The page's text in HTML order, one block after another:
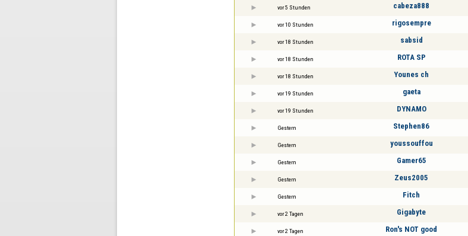
vor 5 Stunden cabeza888
vor 10 Stunden rigosempre
vor 18 Stunden sabsid
vor 18 Stunden ROTA SP
vor 18 Stunden Younes ch
vor 19 Stunden gaeta
vor 19 Stunden DYNAMO
Gestern Stephen86
Gestern youssouffou
Gestern Gamer65
Gestern Zeus2005
Gestern Fitch
vor 2 Tagen Gigabyte
vor 2 Tagen Ron's NOT good